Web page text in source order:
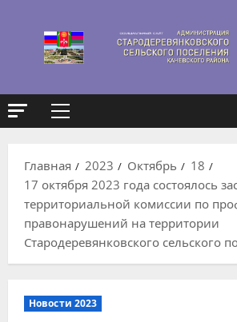
содержимому
Основное
Главная
2023 Октябрь
18
17 октября 2023 года состоялось
территориальной комиссии по
правонарушений на территории
Стародеревянковского сельского
Новости 2023